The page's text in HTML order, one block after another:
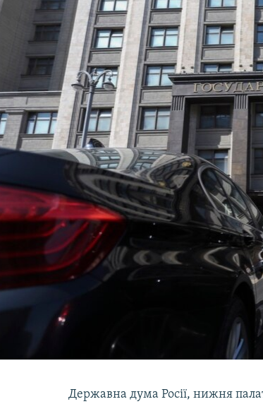
Державна дума Росії, нижня